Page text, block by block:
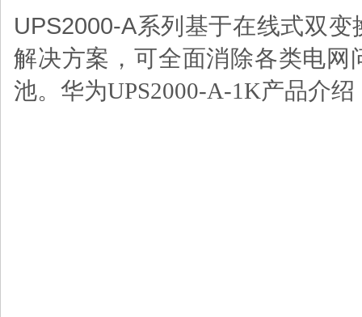
UPS2000-A系列基于在线式双
解决方案，可全面消除各类电
池。华为UPS2000-A-1K产品介绍